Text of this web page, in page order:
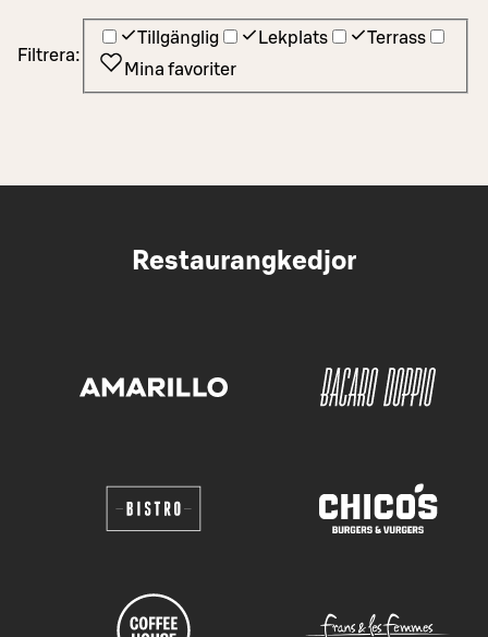
Filtrera:
Tillgänglig Lekplats
Terrass
Mina favoriter
Restaurangkedjor